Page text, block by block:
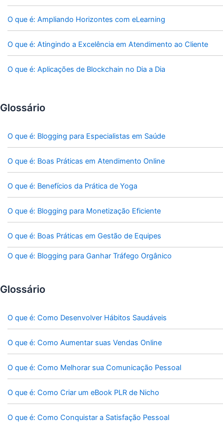
O que é: Ampliando Horizontes com eLearning
O que é: Atingindo a Excelência em Atendimento ao Cliente
O que é: Aplicações de Blockchain no Dia a Dia
Glossário
O que é: Blogging para Especialistas em Saúde
O que é: Boas Práticas em Atendimento Online
O que é: Benefícios da Prática de Yoga
O que é: Blogging para Monetização Eficiente
O que é: Boas Práticas em Gestão de Equipes
O que é: Blogging para Ganhar Tráfego Orgânico
Glossário
O que é: Como Desenvolver Hábitos Saudáveis
O que é: Como Aumentar suas Vendas Online
O que é: Como Melhorar sua Comunicação Pessoal
O que é: Como Criar um eBook PLR de Nicho
O que é: Como Conquistar a Satisfação Pessoal